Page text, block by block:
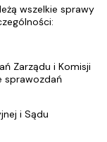
wszelkie sprawy
Zarządu i Komisji
sprawozdań
i Sądu